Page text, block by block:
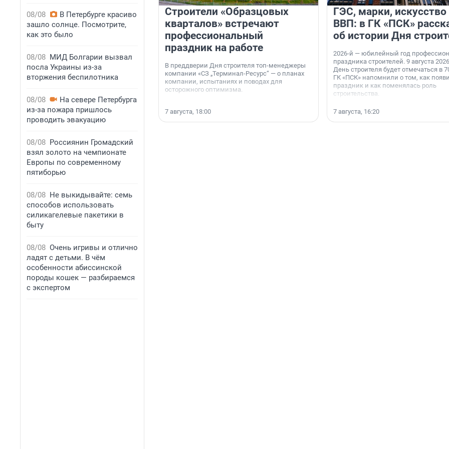
08/08
В Петербурге красиво
зашло солнце. Посмотрите,
как это было
08/08 МИД Болгарии вызвал
посла Украины из-за
вторжения беспилотника
08/08
На севере Петербурга
из-за пожара пришлось
проводить эвакуацию
08/08 Россиянин Громадский
взял золото на чемпионате
Европы по современному
пятиборью
08/08 Не выкидывайте: семь
способов использовать
силикагелевые пакетики в
быту
08/08 Очень игривы и отлично
ладят с детьми. В чём
особенности абиссинской
породы кошек — разбираемся
с экспертом
Строители «Образцовых
кварталов» встречают
профессиональный
праздник на работе
В преддверии Дня строителя топ-менеджеры
компании «СЗ „Терминал-Ресурс“ — о планах
компании, испытаниях и поводах для
осторожного оптимизма.
7 августа, 18:00
ГЭС, марки, искусство
ВВП: в ГК «ПСК»
об истории Дня
2026-й — юбилейный год
праздника строителей. 9 августа
День строителя будет отмечаться в
ГК «ПСК» напомнили о том, как
праздник и как поменялась роль
строительства.
7 августа, 16:20